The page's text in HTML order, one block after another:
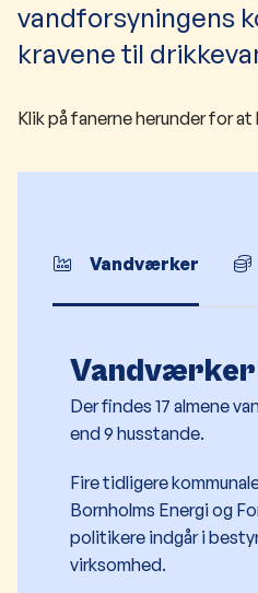
vandforsyningens
kravene til
Klik på fanerne herunder for
Vandværker
Vandværker
​​​Der findes 17 almene
end 9 husstande.
Fire tidligere
Bornholms Energi og
politikere indgår i
virksomhed.